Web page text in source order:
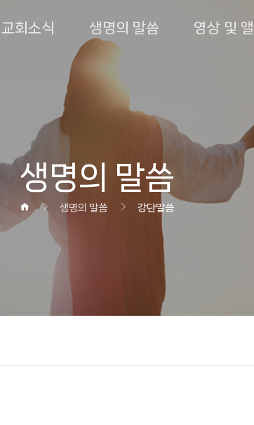
교회소식 생명의 말씀 영상 및
생명의 말씀
생명의 말씀 강단말씀